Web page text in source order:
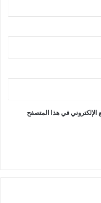
الإلكتروني في هذا المتصفح